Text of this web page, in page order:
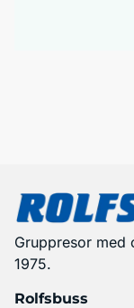
Gruppresor med
1975.
Rolfsbuss